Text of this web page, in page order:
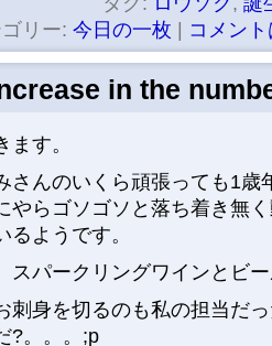
リー: 今日の一枚 コメン
in the
ます。
さんのいくら頑張っても1歳
やらゴソゴソと落ち着き無
るようです。
スパークリングワインとビ
刺身を切るのも私の担当だ
?。。。;p